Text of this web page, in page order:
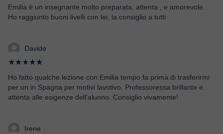
Emilia è un insegnante molto preparata, attenta , e amorevole.
Ho raggiunto buoni livelli con lei, la consiglio a tutti
Davide
★★★★★
Ho fatto qualche lezione con Emilia tempo fa prima di trasferirmi
per un in Spagna per motivi lavotivo. Professoressa brillante e
attenta alle esigenze dell'alunno. Consiglio vivamente!
Irene